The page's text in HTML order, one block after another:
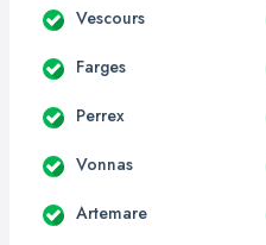
Vescours
Farges
Perrex
Vonnas
Artemare